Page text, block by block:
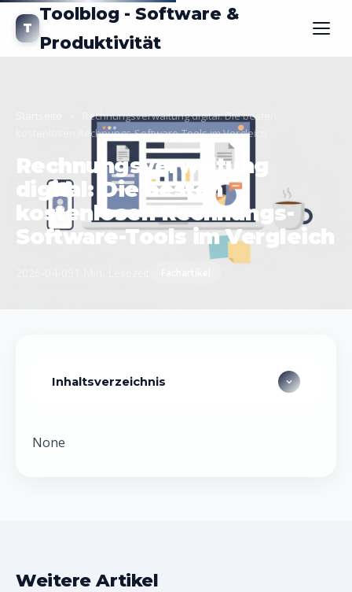
T
Toolblog - Software &
Produktivität
Rechnungsverwaltung digital: Die besten
kostenlosen Rechnungs-Software-Tools im Vergleich
Rechnungsverwaltung
digital: Die besten
kostenlosen Rechnungs-
Software-Tools im Vergleich
Inhaltsverzeichnis
None
Weitere Artikel